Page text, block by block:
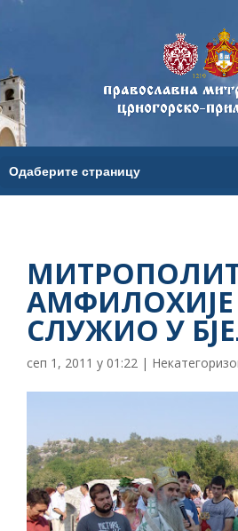
АМФИЛОХИЈЕ
СЛУЖИО У
сеп 1, 2011 у 01:22 |